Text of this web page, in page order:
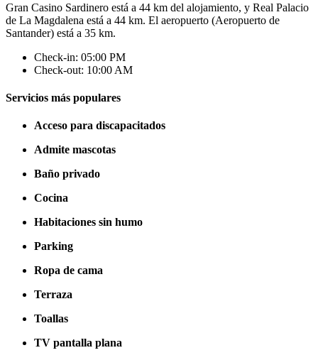
Gran Casino Sardinero está a 44 km del alojamiento, y Real Palacio
de La Magdalena está a 44 km. El aeropuerto (Aeropuerto de
Santander) está a 35 km.
Check-in: 05:00 PM
Check-out: 10:00 AM
Servicios más populares
Acceso para discapacitados
Admite mascotas
Baño privado
Cocina
Habitaciones sin humo
Parking
Ropa de cama
Terraza
Toallas
TV pantalla plana